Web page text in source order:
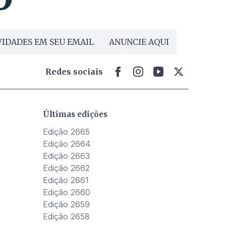
EM SEU EMAIL ANUNCIE AQUI
Redes sociais
Últimas edições
Edição 2665
Edição 2664
Edição 2663
Edição 2662
Edição 2661
Edição 2660
Edição 2659
Edição 2658